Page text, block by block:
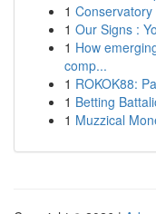
1
1 Our Signs :
1 How
comp...
1 ROKOK88:
1 Betting
1 Muzzical